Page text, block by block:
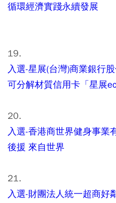
循環經濟實踐永續發展
19.
入選-星展(台灣)商業銀行
可分解材質信用卡「星展
20.
入選-香港商世界健身事業
後援 來自世界
21.
入選-財團法人統一超商好